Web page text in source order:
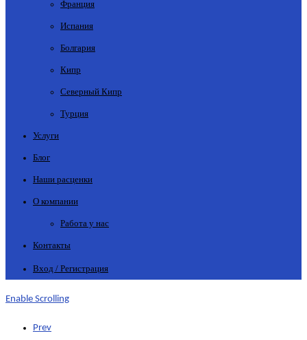
Франция
Испания
Болгария
Кипр
Северный Кипр
Турция
Услуги
Блог
Наши расценки
О компании
Работа у нас
Контакты
Вход / Регистрация
Enable Scrolling
Prev